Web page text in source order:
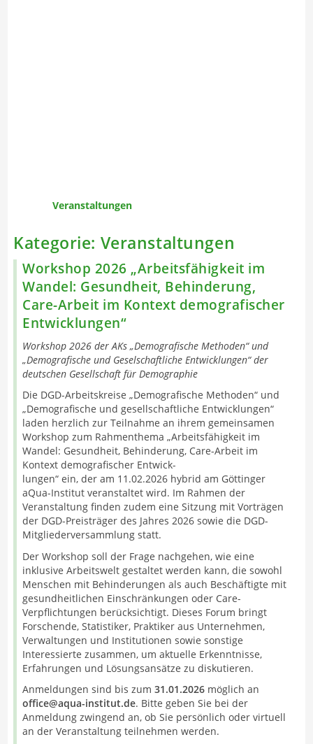
Veranstaltungen
Kategorie: Veranstaltungen
Workshop 2026 „Arbeitsfähigkeit im
Wandel: Gesundheit, Behinderung,
Care-Arbeit im Kontext demografischer
Entwicklungen“
Workshop 2026 der AKs „Demografische Methoden“ und
„Demografische und Geselschaftliche Entwicklungen“ der
deutschen Gesellschaft für Demographie
Die DGD-Arbeitskreise „Demografische Methoden“ und
„Demografische und gesellschaftliche Entwicklungen“
laden herzlich zur Teilnahme an ihrem gemeinsamen
Workshop zum Rahmenthema „Arbeitsfähigkeit im
Wandel: Gesundheit, Behinderung, Care-Arbeit im
Kontext demografischer Entwick-
lungen“ ein, der am 11.02.2026 hybrid am Göttinger
aQua-Institut veranstaltet wird. Im Rahmen der
Veranstaltung finden zudem eine Sitzung mit Vorträgen
der DGD-Preisträger des Jahres 2026 sowie die DGD-
Mitgliederversammlung statt.
Der Workshop soll der Frage nachgehen, wie eine
inklusive Arbeitswelt gestaltet werden kann, die sowohl
Menschen mit Behinderungen als auch Beschäftigte mit
gesundheitlichen Einschränkungen oder Care-
Verpflichtungen berücksichtigt. Dieses Forum bringt
Forschende, Statistiker, Praktiker aus Unternehmen,
Verwaltungen und Institutionen sowie sonstige
Interessierte zusammen, um aktuelle Erkenntnisse,
Erfahrungen und Lösungsansätze zu diskutieren.
Anmeldungen sind bis zum31.01.2026 möglich an
office@aqua-institut.de. Bitte geben Sie bei der
Anmeldung zwingend an, ob Sie persönlich oder virtuell
an der Veranstaltung teilnehmen werden.